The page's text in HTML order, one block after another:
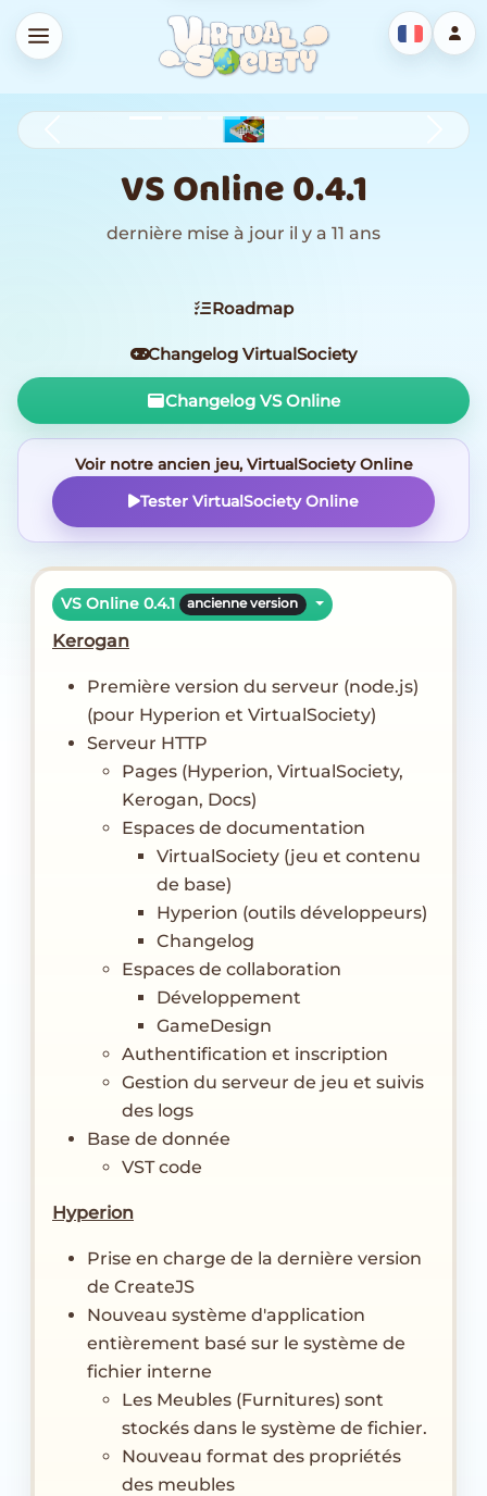
VS Online 0.4.1
dernière mise à jour il y a 11 ans
Roadmap
Changelog VirtualSociety
Changelog VS Online
Voir notre ancien jeu, VirtualSociety Online
Tester VirtualSociety Online
VS Online 0.4.1 ancienne version
Kerogan
Première version du serveur (node.js)
(pour Hyperion et VirtualSociety)
Serveur HTTP
Pages (Hyperion, VirtualSociety,
Kerogan, Docs)
Espaces de documentation
VirtualSociety (jeu et contenu
de base)
Hyperion (outils développeurs)
Changelog
Espaces de collaboration
Développement
GameDesign
Authentification et inscription
Gestion du serveur de jeu et suivis
des logs
Base de donnée
VST code
Hyperion
Prise en charge de la dernière version
de CreateJS
Nouveau système d'application
entièrement basé sur le système de
fichier interne
Les Meubles (Furnitures) sont
stockés dans le système de fichier.
Nouveau format des propriétés
des meubles